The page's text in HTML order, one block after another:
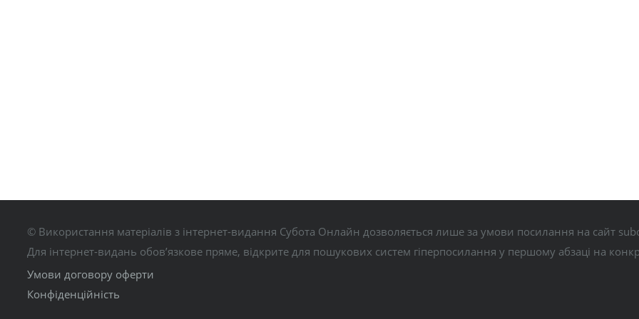
© Використання матеріалів з інтернет-видання Субота Онлайн дозволяється лише за умови посилання на сайт
Для інтернет-видань обов’язкове пряме, відкрите для пошукових систем гіперпосилання у першому абзаці на
Умови договору оферти
Конфіденційність